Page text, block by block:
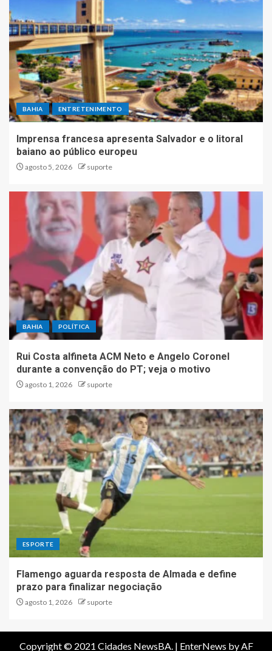
BAHIA ENTRETENIMENTO
Imprensa francesa apresenta Salvador e o litoral
baiano ao público europeu
agosto 5, 2026 suporte
BAHIA POLÍTICA
Rui Costa alfineta ACM Neto e Angelo Coronel
durante a convenção do PT; veja o motivo
agosto 1, 2026 suporte
ESPORTE
Flamengo aguarda resposta de Almada e define
prazo para finalizar negociação
agosto 1, 2026 suporte
Copyright © 2021 Cidades NewsBA. | EnterNews by AF